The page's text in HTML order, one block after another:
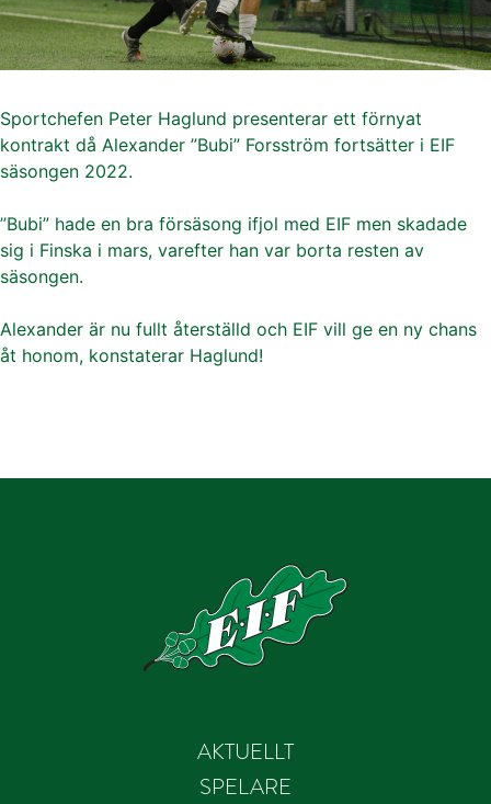
Sportchefen Peter Haglund presenterar ett förnyat
kontrakt då Alexander ”Bubi” Forsström fortsätter i EIF
säsongen 2022.
”Bubi” hade en bra försäsong ifjol med EIF men skadade
sig i Finska i mars, varefter han var borta resten av
säsongen.
Alexander är nu fullt återställd och EIF vill ge en ny chans
åt honom, konstaterar Haglund!
AKTUELLT
SPELARE